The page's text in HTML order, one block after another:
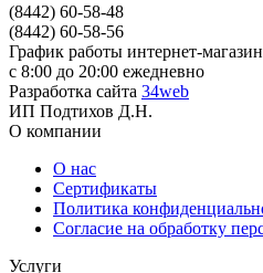
(8442) 60-58-48
(8442) 60-58-56
График работы интернет-
с 8:00 до 20:00 ежедневно
Разработка сайта 34web
ИП Подтихов Д.Н.
О компании
О нас
Сертификаты
Политика
Согласие на обработку
Услуги